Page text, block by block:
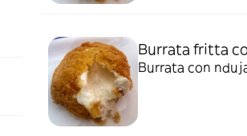
Burrata fritta
Burrata con